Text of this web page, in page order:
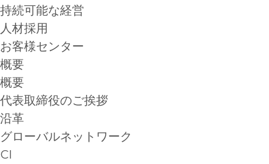
持続可能な経営
人材採用
お客様センター
概要
概要
代表取締役のご挨拶
沿革
グローバルネットワーク
CI